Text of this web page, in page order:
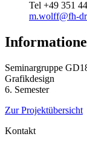
Tel +49 351
m.wolff@fh-
Seminargruppe
Grafikdesign
6. Semester
Zur Projektübersicht
Kontakt